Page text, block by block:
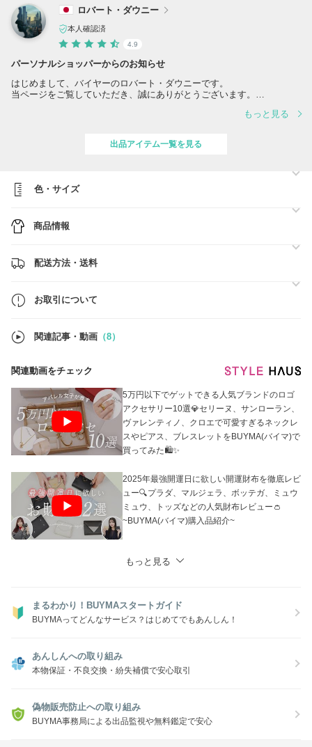
ロバート・ダウニー
本人確認済
4.9
パーソナルショッパーからのお知らせ
はじめまして、バイヤーのロバート・ダウニーです。
当ページをご覧していただき、誠にありがとうございます。
当アカウントは現時点で”11万件”以上の販売実績のあるBUYMA屈指の
応対の丁寧さ、返信の早さ、梱包の丁寧さ、全ての評価項目で最高評価
初心者でもあんしんのサポート体制をとっておりますので安心してお買
い物をお楽しみください。
仕入先はBUYMAへエビデンスと共に開示をしており、BUYMAの本物
鑑定に出された商品は100%本物であるという鑑定結果が出ておりま
独自の卸ルートから多くの商品を入荷しており、他バイヤーに負けない
業者様からの大量オーダーも受付可能です。
メーカーへ発注代行させていただきます。
今後とも価格以上の品質、対応を求めて日々努力していきますので、ど
うぞ末永いご愛顧賜りますよう心よりお願い申し上げます。
もっと見る
出品アイテム一覧を見る
色・サイズ
商品情報
配送方法・送料
お取引について
関連記事・動画 （8）
関連動画をチェック
5万円以下でゲットできる人気ブランドのロゴ
アクセサリー10選💎セリーヌ、サンローラン、
ヴァレンティノ、クロエで可愛すぎるネックレ
スやピアス、ブレスレットをBUYMA(バイマ)で
買ってみた🛍️✨
2025年最強開運日に欲しい開運財布を徹底レビ
ュー🔍プラダ、マルジェラ、ボッテガ、ミュウ
ミュウ、トッズなどの人気財布レビュー👛
~BUYMA(バイマ)購入品紹介~
もっと見る
まるわかり！BUYMAスタートガイド
BUYMAってどんなサービス？はじめてでもあんしん！
あんしんへの取り組み
本物保証・不良交換・紛失補償で安心取引
偽物販売防止への取り組み
BUYMA事務局による出品監視や無料鑑定で安心